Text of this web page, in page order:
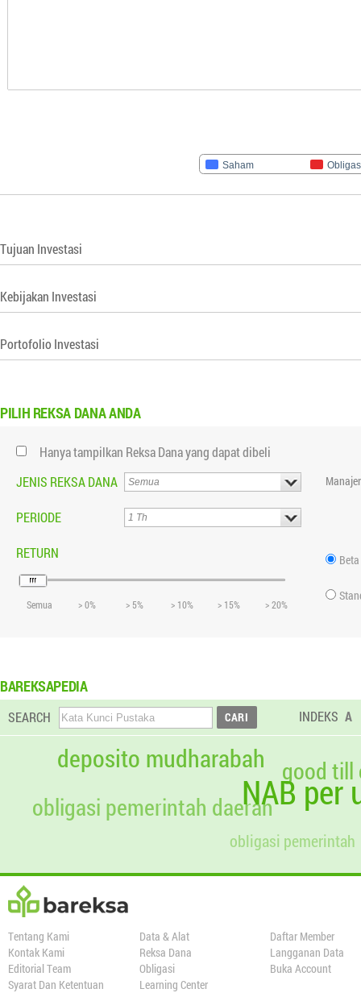
Saham
Tujuan Investasi
Kebijakan Investasi
Portofolio Investasi
PILIH REKSA DANA ANDA
Hanya tampilkan Reksa Dana yang dapat dibeli
JENIS REKSA DANA
PERIODE
RETURN
Semua > 0% > 5% > 10% > 15% > 20%
Beta
BAREKSAPEDIA
SEARCH INDEKS A
NAB per
deposito mudharabah
obligasi pemerintah
obligasi pemerintah daerah
good till
Tentang Kami
Kontak Kami
Editorial Team
Syarat Dan Ketentuan
Data & Alat
Reksa Dana
Obligasi
Learning Center
Daftar Member
Langganan Data
Buka Account